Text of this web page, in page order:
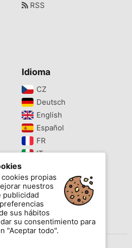
RSS
Idioma
CZ‎
Deutsch‎
English‎
Español‎
FR‎
IT‎
PL‎
PT‎
propias
nuestros
publicidad
sus hábitos
su consentimiento para
"Aceptar todo".